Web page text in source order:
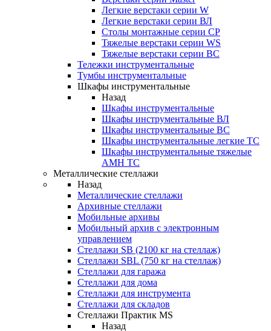
Легкие верстаки серии W
Легкие верстаки серии ВЛ
Столы монтажные серии СР
Тяжелые верстаки серии WS
Тяжелые верстаки серии ВС
Тележки инструментальные
Тумбы инструментальные
Шкафы инструментальные
Назад
Шкафы инструментальные
Шкафы инструментальные ВЛ
Шкафы инструментальные ВС
Шкафы инструментальные легкие ТС
Шкафы инструментальные тяжелые
AMH TC
Металлические стеллажи
Назад
Металлические стеллажи
Архивные стеллажи
Мобильные архивы
Мобильный архив с электронным
управлением
Стеллажи SB (2100 кг на стеллаж)
Стеллажи SBL (750 кг на стеллаж)
Стеллажи для гаража
Стеллажи для дома
Стеллажи для инструмента
Стеллажи для складов
Стеллажи Практик MS
Назад